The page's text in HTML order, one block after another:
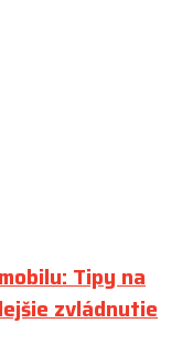
Tipy na
zvládnutie